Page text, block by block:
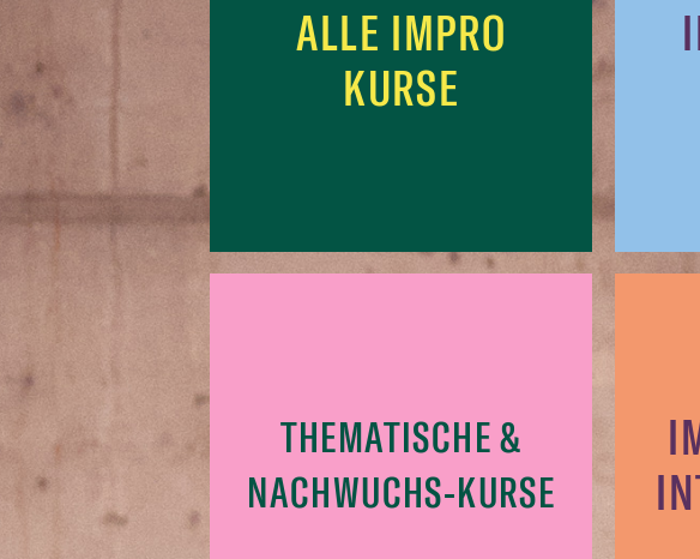
ALLE IMPRO
KURSE
THEMATISCHE &
NACHWUCHS-KURSE